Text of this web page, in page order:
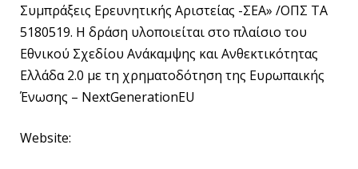
Συμπράξεις Ερευνητικής Αριστείας -ΣΕΑ» /ΟΠΣ ΤΑ
5180519. Η δράση υλοποιείται στο πλαίσιο του
Εθνικού Σχεδίου Ανάκαμψης και Ανθεκτικότητας
Ελλάδα 2.0 με τη χρηματοδότηση της Ευρωπαικής
Ένωσης – NextGenerationEU
Website: